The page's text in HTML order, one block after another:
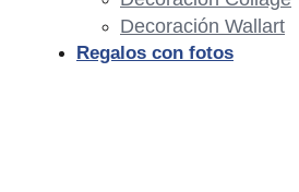
Decoración Wallart
Regalos con fotos